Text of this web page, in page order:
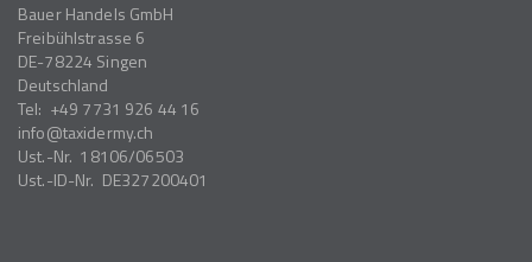
Bauer Handels GmbH
Freibühlstrasse 6
DE-78224 Singen
Deutschland
Tel: +49 7731 926 44 16
info
taxidermy.ch
Ust.-Nr. 18106/06503
Ust.-ID-Nr. DE327200401